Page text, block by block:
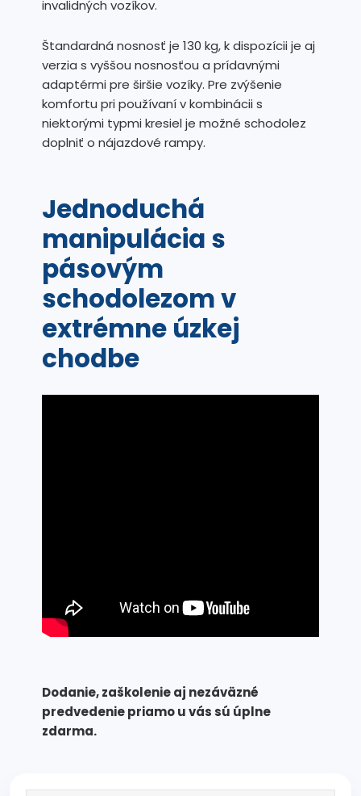
invalidných vozíkov.
Štandardná nosnosť je 130 kg, k dispozícii je aj
verzia s vyššou nosnosťou a prídavnými
adaptérmi pre širšie vozíky. Pre zvýšenie
komfortu pri používaní v kombinácii s
niektorými typmi kresiel je možné schodolez
doplniť o nájazdové rampy.
Jednoduchá
manipulácia s
pásovým
schodolezom v
extrémne úzkej
chodbe
Dodanie, zaškolenie aj nezáväzné
predvedenie priamo u vás sú úplne
zdarma.